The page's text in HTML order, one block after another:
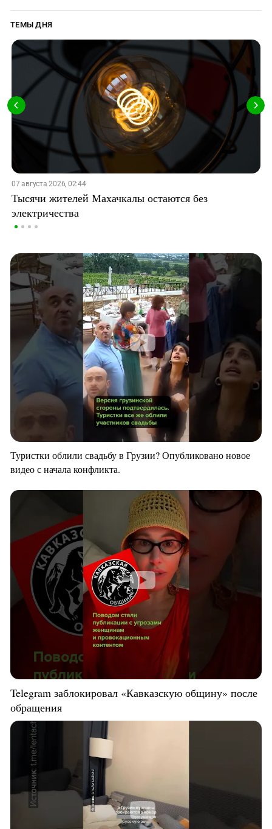
ТЕМЫ ДНЯ
07 августа 2026, 02:44
Тысячи жителей Махачкалы остаются без
электричества
Туристки облили свадьбу в Грузии? Опубликовано новое
видео с начала конфликта.
Telegram заблокировал «Кавказскую общину» после
обращения